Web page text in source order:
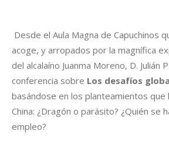
Desde el Aula Magna de Capuchinos
acoge, y arropados por la magnífica
del alcalaíno Juanma Moreno, D. Julián
conferencia sobre Los desafíos
basándose en los planteamientos que
China: ¿Dragón o parásito? ¿Quién se
empleo?